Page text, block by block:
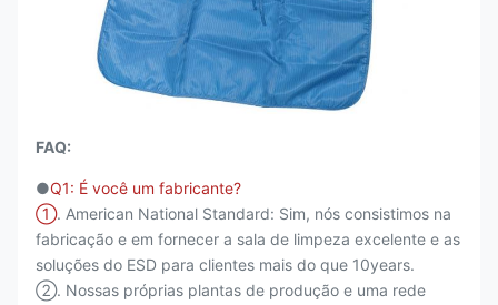
FAQ:
●Q1: É você um fabricante?
①. American National Standard: Sim, nós consistimos na
fabricação e em fornecer a sala de limpeza excelente e as
soluções do ESD para clientes mais do que 10years.
②. Nossas próprias plantas de produção e uma rede